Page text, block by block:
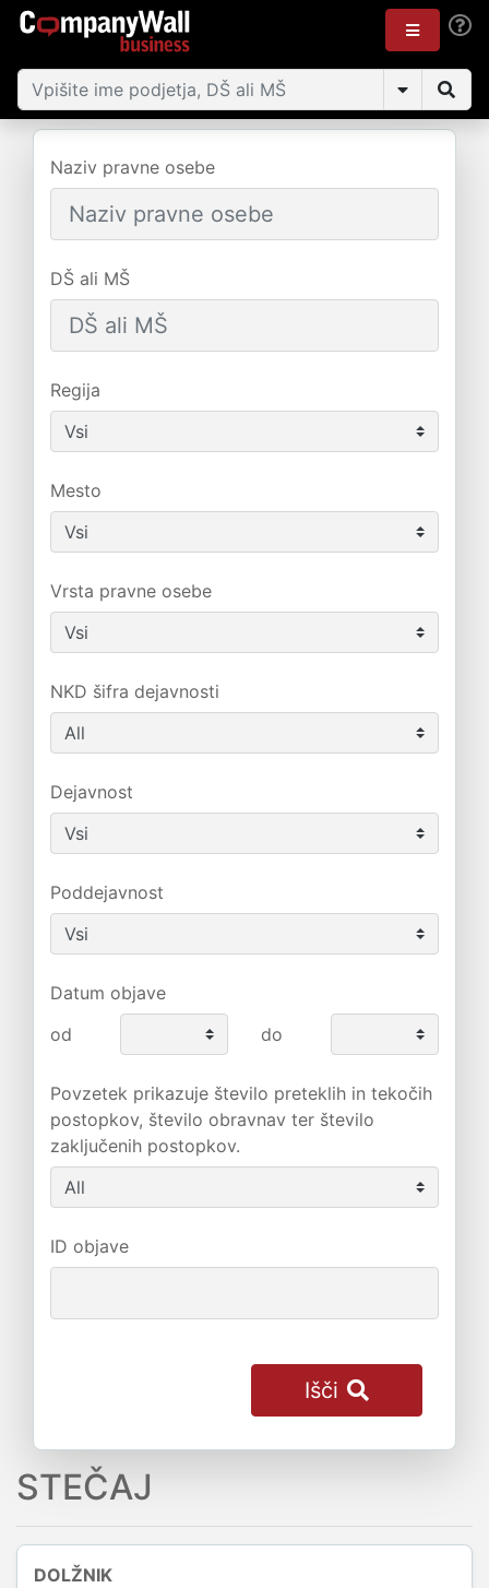
Naziv pravne osebe
DŠ ali MŠ
Regija
Mesto
Vrsta pravne osebe
NKD šifra dejavnosti
Dejavnost
Poddejavnost
Datum objave
od
do
Povzetek prikazuje število preteklih in tekočih
postopkov, število obravnav ter število
zaključenih postopkov.
ID objave
Išči
STEČAJ
DOLŽNIK